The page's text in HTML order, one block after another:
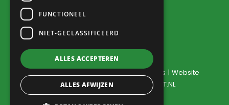
Doarpsbelang Jutrijp-Hommerts | Website
ontwikkeling door
WEBSITEBEREIKT.NL
FUNCTIONEEL
NIET-GECLASSIFICEERD
ALLES ACCEPTEREN
ALLES AFWIJZEN